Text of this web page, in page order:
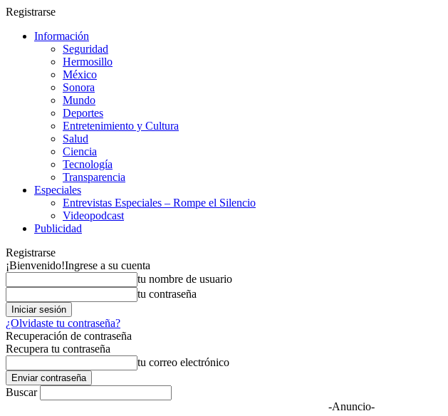
Registrarse
Información
Seguridad
Hermosillo
México
Sonora
Mundo
Deportes
Entretenimiento y Cultura
Salud
Ciencia
Tecnología
Transparencia
Especiales
Entrevistas Especiales – Rompe el Silencio
Videopodcast
Publicidad
Registrarse
¡Bienvenido!Ingrese a su cuenta
tu nombre de usuario
tu contraseña
¿Olvidaste tu contraseña?
Recuperación de contraseña
Recupera tu contraseña
tu correo electrónico
Buscar
-Anuncio-